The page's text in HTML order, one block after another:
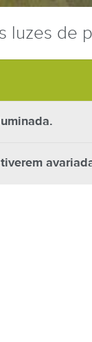
luzes de